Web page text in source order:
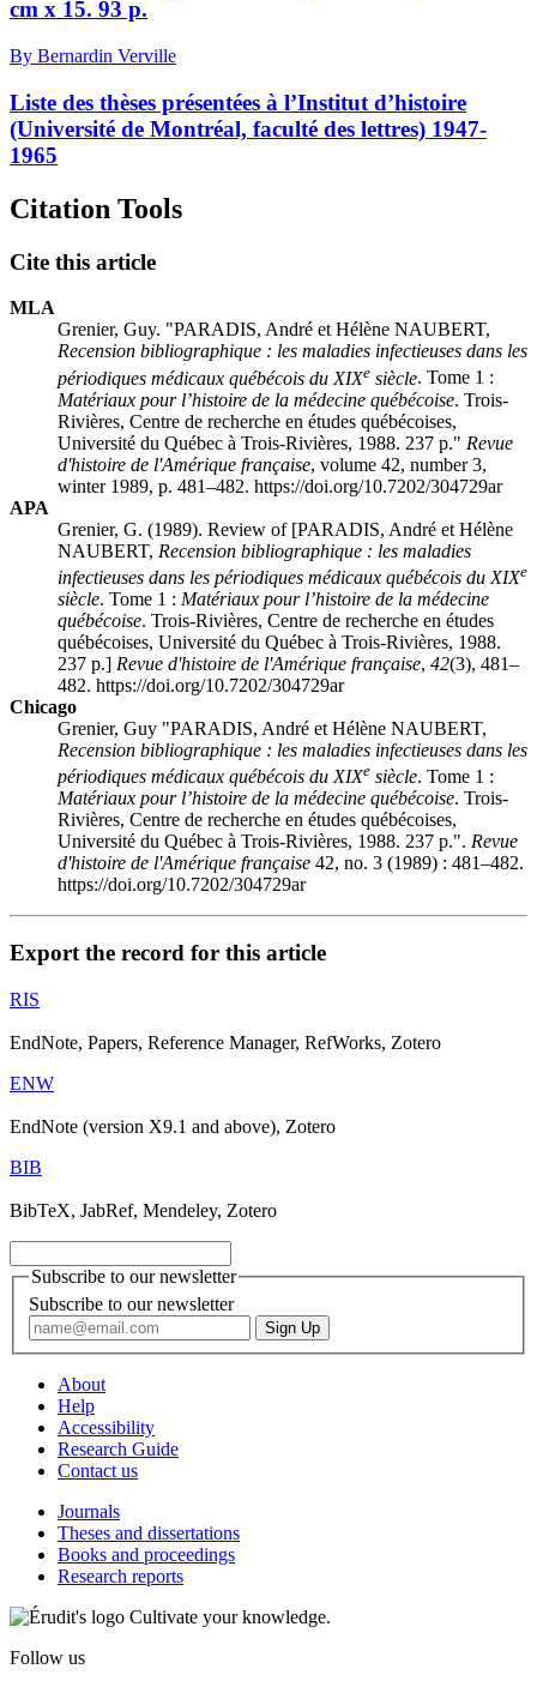
cm x 15. 93 p.
By Bernardin Verville
Liste des thèses présentées à l’Institut d’histoire
(Université de Montréal, faculté des lettres) 1947-
1965
Citation Tools
Cite this article
MLA
Grenier, Guy. "PARADIS, André et Hélène NAUBERT,
Recension bibliographique : les maladies infectieuses dans les
périodiques médicaux québécois du XIXe siècle. Tome 1 :
Matériaux pour l’histoire de la médecine québécoise. Trois-
Rivières, Centre de recherche en études québécoises,
Université du Québec à Trois-Rivières, 1988. 237 p." Revue
d'histoire de l'Amérique française, volume 42, number 3,
winter 1989, p. 481–482. https://doi.org/10.7202/304729ar
APA
Grenier, G. (1989). Review of [PARADIS, André et Hélène
NAUBERT, Recension bibliographique : les maladies
infectieuses dans les périodiques médicaux québécois du XIXe
siècle. Tome 1 : Matériaux pour l’histoire de la médecine
québécoise. Trois-Rivières, Centre de recherche en études
québécoises, Université du Québec à Trois-Rivières, 1988.
237 p.] Revue d'histoire de l'Amérique française, 42(3), 481–
482. https://doi.org/10.7202/304729ar
Chicago
Grenier, Guy "PARADIS, André et Hélène NAUBERT,
Recension bibliographique : les maladies infectieuses dans les
périodiques médicaux québécois du XIXe siècle. Tome 1 :
Matériaux pour l’histoire de la médecine québécoise. Trois-
Rivières, Centre de recherche en études québécoises,
Université du Québec à Trois-Rivières, 1988. 237 p.". Revue
d'histoire de l'Amérique française 42, no. 3 (1989) : 481–482.
https://doi.org/10.7202/304729ar
Export the record for this article
RIS
EndNote, Papers, Reference Manager, RefWorks, Zotero
ENW
EndNote (version X9.1 and above), Zotero
BIB
BibTeX, JabRef, Mendeley, Zotero
Subscribe to our newsletter
Subscribe to our newsletter
About
Help
Accessibility
Research Guide
Contact us
Journals
Theses and dissertations
Books and proceedings
Research reports
Cultivate your knowledge.
Follow us